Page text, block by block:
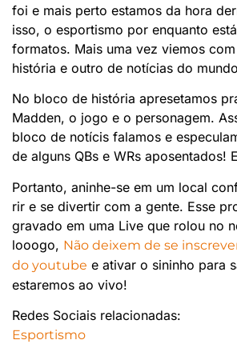
foi e mais perto estamos da hora
isso, o esportismo por enquanto
formatos. Mais uma vez viemos
história e outro de notícias do
No bloco de história apresetamos
Madden, o jogo e o personagem.
bloco de notícis falamos e
de alguns QBs e WRs aposentados!
Portanto, aninhe-se em um local
rir e se divertir com a gente. Esse
gravado em uma Live que rolou no
looogo, Não deixem de se
do youtube e ativar o sininho para
estaremos ao vivo!
Redes Sociais relacionadas:
Esportismo